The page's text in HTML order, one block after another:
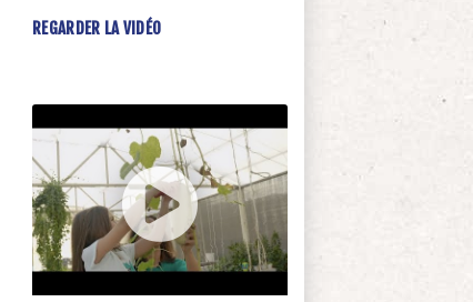
crée pour la communauté
l'Institut pédagogique de Chypre.
REGARDER LA VIDÉO